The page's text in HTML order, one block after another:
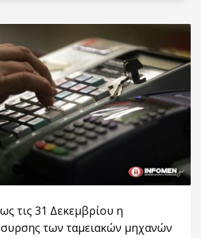
τις 31 Δεκεμβρίου η
των ταμειακών μηχανών